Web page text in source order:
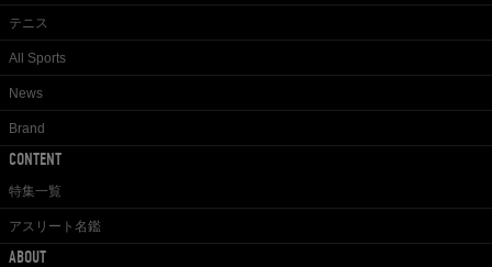
テニス
All Sports
News
Brand
CONTENT
特集一覧
アスリート名鑑
ABOUT